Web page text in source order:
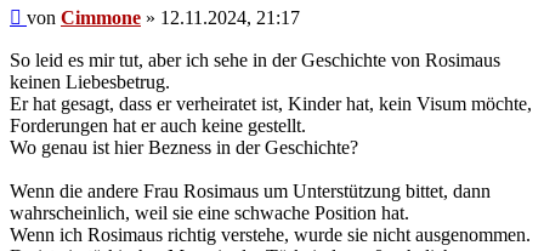
Beitrag
von Cimmone » 12.11.2024, 21:17
So leid es mir tut, aber ich sehe in der Geschichte von Rosimaus
keinen Liebesbetrug.
Er hat gesagt, dass er verheiratet ist, Kinder hat, kein Visum möchte,
Forderungen hat er auch keine gestellt.
Wo genau ist hier Bezness in der Geschichte?
Wenn die andere Frau Rosimaus um Unterstützung bittet, dann
wahrscheinlich, weil sie eine schwache Position hat.
Wenn ich Rosimaus richtig verstehe, wurde sie nicht ausgenommen.